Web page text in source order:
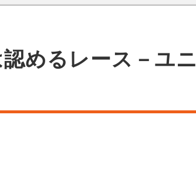
めるレース－ユニ